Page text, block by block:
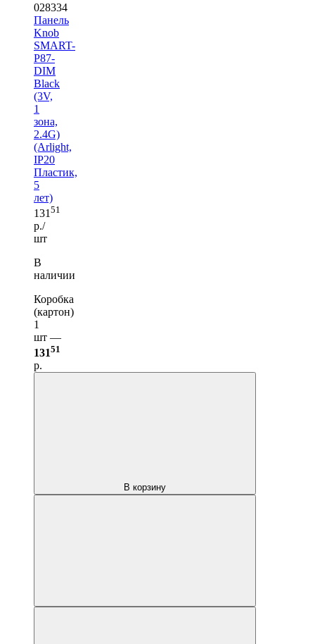
028334
Панель
Knob
SMART-
P87-
DIM
Black
(3V,
1
зона,
2.4G)
(Arlight,
IP20
Пластик,
5
лет)
131 51
р./
шт
В
наличии
Коробка
(картон)
1
шт —
13151
р.
В корзину